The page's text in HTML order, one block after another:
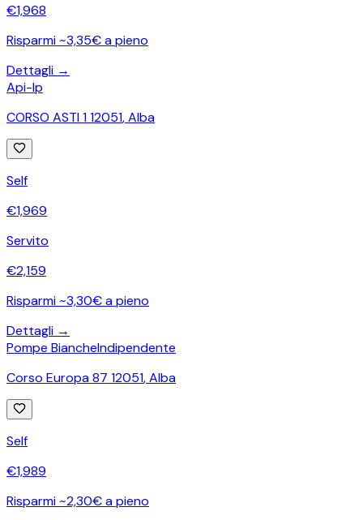
€1,968
Risparmi ~3,35€ a pieno
Dettagli →
Api-Ip
CORSO ASTI 1 12051,Alba
Self
€1,969
Servito
€2,159
Risparmi ~3,30€ a pieno
Dettagli →
Pompe BiancheIndipendente
Corso Europa 87 12051,Alba
Self
€1,989
Risparmi ~2,30€ a pieno